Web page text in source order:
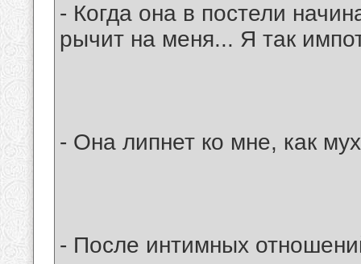
- Когда она в постели
рычит на меня... Я так
- Она липнет ко мне, как
- После интимных